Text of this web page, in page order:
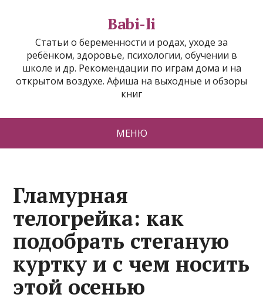
Babi-li
Статьи о беременности и родах, уходе за
ребёнком, здоровье, психологии, обучении в
школе и др. Рекомендации по играм дома и на
открытом воздухе. Афиша на выходные и обзоры
книг
МЕНЮ
Гламурная
телогрейка: как
подобрать стеганую
куртку и с чем носить
этой осенью